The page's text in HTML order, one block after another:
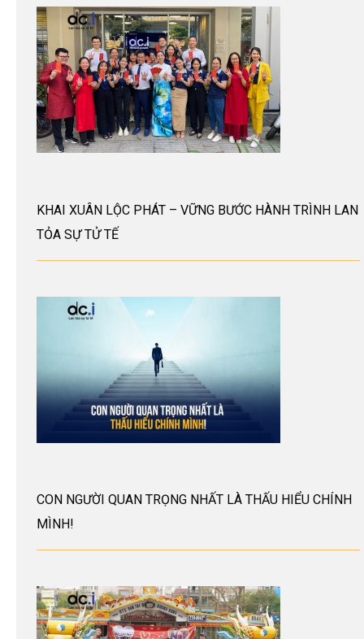
KHAI XUÂN LỘC PHÁT – VỮNG BƯỚC HÀNH TRÌNH LAN
TỎA SỰ TỬ TẾ
CON NGƯỜI QUAN TRỌNG NHẤT LÀ THẤU HIỂU CHÍNH
MÌNH!